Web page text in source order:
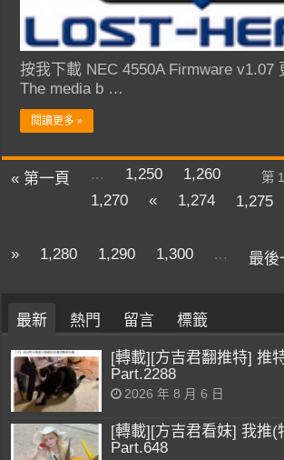
按我下載 NEC 4550A Firmware v1.07
The media b …
閱讀更多 »
第
« 第一頁 ... 1,250
1,260
1,270
« 1,274 1,275
»
1,280 1,290 1,300 ... 最後
最新 熱門 留言 標籤
[轉載][方吉君翻推特] 推
Part.2288
2026 年 8 月 6 日
[轉載][方吉君看妹] 我推(
Part.648